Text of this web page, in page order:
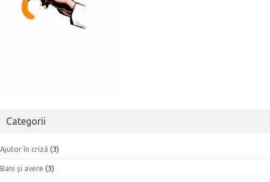
Categorii
Ajutor în criză (3)
Bani şi avere (3)